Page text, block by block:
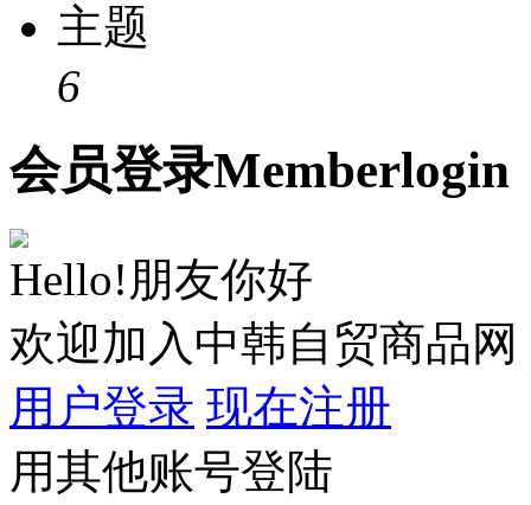
主题
6
会员登录Memberlogin
Hello!朋友你好
欢迎加入中韩自贸商品网
用户登录 现在注册
用其他账号登陆